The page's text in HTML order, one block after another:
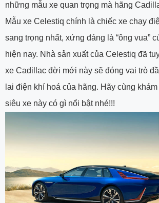
những mẫu xe quan trọng mà hãng
Mẫu xe Celestiq chính là chiếc xe chạy
sang trọng nhất, xứng đáng là “ông vua”
hiện nay. Nhà sản xuất của Celestiq đã
xe Cadillac đời mới này sẽ đóng vai trò
lai điện khí hoá của hãng. Hãy cùng
siêu xe này có gì nổi bật nhé!!!